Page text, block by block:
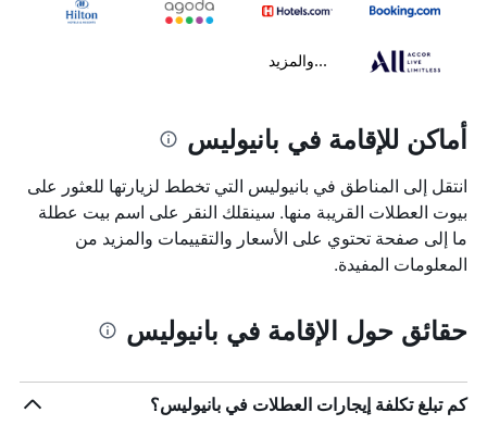
...والمزيد
أماكن للإقامة في بانيوليس
انتقل إلى المناطق في بانيوليس التي تخطط لزيارتها للعثور على
بيوت العطلات القريبة منها. سينقلك النقر على اسم بيت عطلة
ما إلى صفحة تحتوي على الأسعار والتقييمات والمزيد من
المعلومات المفيدة.
حقائق حول الإقامة في بانيوليس
كم تبلغ تكلفة إيجارات العطلات في بانيوليس؟